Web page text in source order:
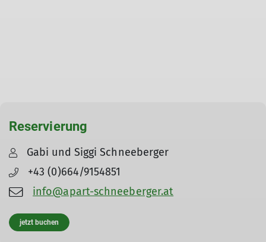
Reservierung
Gabi und Siggi Schneeberger
+43 (0)664/9154851
info@apart-schneeberger.at
jetzt buchen